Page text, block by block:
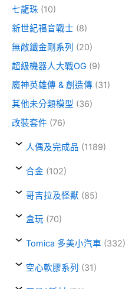
七龍珠 (10)
新世紀福音戰士 (8)
無敵鐵金剛系列 (20)
超級機器人大戰OG (9)
魔神英雄傳 & 創造傳 (31)
其他未分類模型 (36)
改裝套件 (76)
人偶及完成品 (1189)
合金 (102)
哥吉拉及怪獸 (85)
盒玩 (70)
Tomica 多美小汽車 (332)
空心軟膠系列 (31)